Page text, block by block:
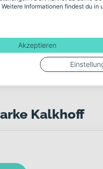
hinaus.
Kapazität (Wh)
Mehr anzeigen
Kalkhoff
Informationen findest du in
Akzeptieren